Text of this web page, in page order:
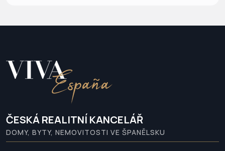
ČESKÁ REALITNÍ KANCELÁŘ
DOMY, BYTY, NEMOVITOSTI VE ŠPANĚLSKU